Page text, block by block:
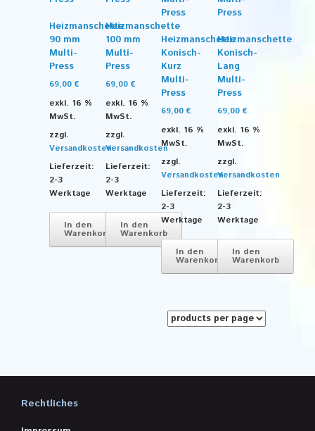
Heizmanschette
90 mm
Multi-
Press
69,00 €
exkl. 16 %
MwSt.
zzgl.
Versandkosten
Lieferzeit:
2-3
Werktage
In den
Warenkorb
Heizmanschette
100 mm
Multi-
Press
69,00 €
exkl. 16 %
MwSt.
zzgl.
Versandkosten
Lieferzeit:
2-3
Werktage
In den
Warenkorb
Heizmanschette
Konisch-
Kurz
Multi-
Press
69,00€
exkl. 16 %
MwSt.
zzgl.
Versandkosten
Lieferzeit:
2-3
Werktage
In den
Warenkorb
Heizmanschette
Konisch-
Lang
Multi-
Press
69,00 €
exkl. 16 %
MwSt.
zzgl.
Versandkosten
Lieferzeit:
2-3
Werktage
In den
Warenkorb
Rechtliches